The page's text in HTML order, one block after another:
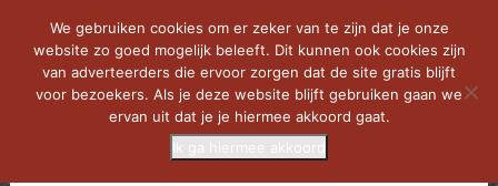
We gebruiken cookies om er zeker van te zijn dat je onze
website zo goed mogelijk beleeft. Dit kunnen ook cookies zijn
van adverteerders die ervoor zorgen dat de site gratis blijft
voor bezoekers. Als je deze website blijft gebruiken gaan we
ervan uit dat je je hiermee akkoord gaat.
Ik ga hiermee akkoord